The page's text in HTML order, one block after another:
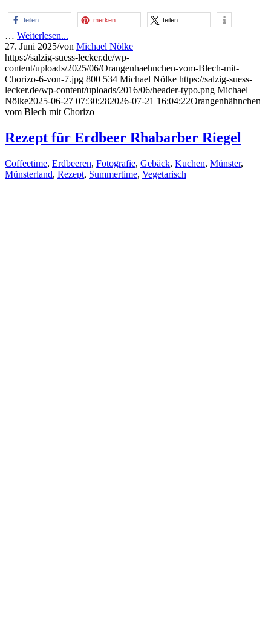
teilen merken teilen
… Weiterlesen...
27. Juni 2025/von Michael Nölke
https://salzig-suess-lecker.de/wp-
content/uploads/2025/06/Orangenhaehnchen-vom-Blech-mit-
Chorizo-6-von-7.jpg 800 534 Michael Nölke https://salzig-suess-
lecker.de/wp-content/uploads/2016/06/header-typo.png Michael
Nölke2025-06-27 07:30:282026-07-21 16:04:22Orangenhähnchen
vom Blech mit Chorizo
Rezept für Erdbeer Rhabarber Riegel
Coffeetime, Erdbeeren, Fotografie, Gebäck, Kuchen, Münster,
Münsterland, Rezept, Summertime, Vegetarisch